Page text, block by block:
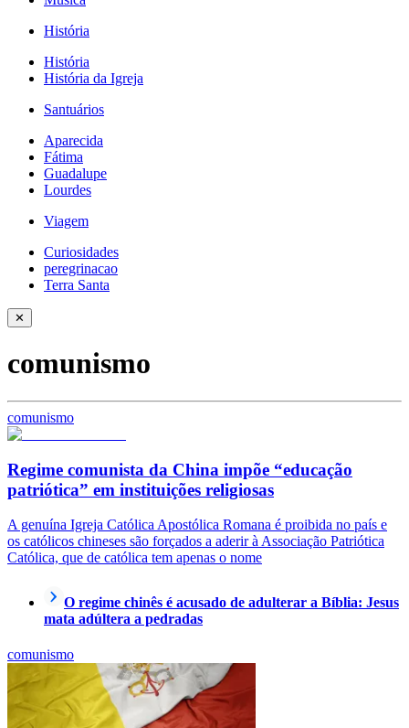
História
História
História da Igreja
Santuários
Aparecida
Fátima
Guadalupe
Lourdes
Viagem
Curiosidades
peregrinacao
Terra Santa
✕
comunismo
comunismo
Regime comunista da China impõe “educação
patriótica” em instituições religiosas
A genuína Igreja Católica Apostólica Romana é proibida no país e
os católicos chineses são forçados a aderir à Associação Patriótica
Católica, que de católica tem apenas o nome
O regime chinês é acusado de adulterar a Bíblia: Jesus
mata adúltera a pedradas
comunismo